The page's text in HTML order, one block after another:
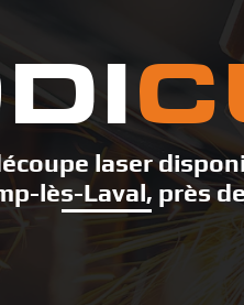
laser
lès-Laval, près